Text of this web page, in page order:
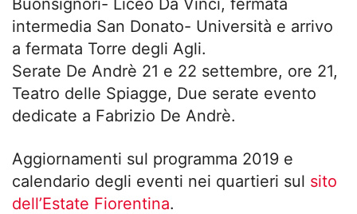
intermedia San Donato- Università e arrivo
a fermata Torre degli Agli.
Serate De Andrè 21 e 22 settembre, ore 21,
Teatro delle Spiagge, Due serate evento
dedicate a Fabrizio De Andrè.
Aggiornamenti sul programma 2019 e
calendario degli eventi nei quartieri sul sito
dell’Estate Fiorentina.